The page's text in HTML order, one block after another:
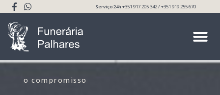
Serviço 24h+351 917 205 342 / +351 919 255 670
o compromisso